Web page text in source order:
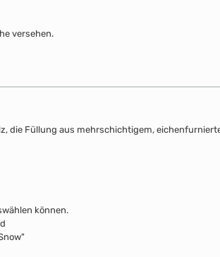
versehen.
die Füllung aus mehrschichtigem,
können.